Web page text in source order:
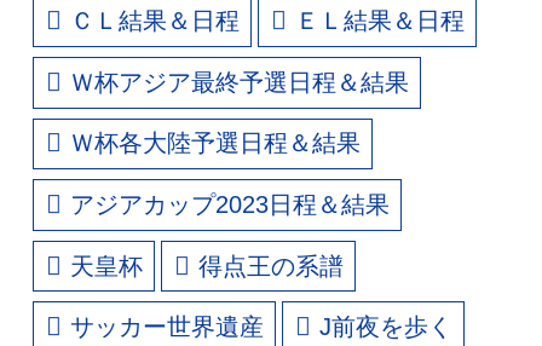
ＣＬ結果＆日程 ＥＬ結果＆日程
Ｗ杯アジア最終予選日程＆結果
Ｗ杯各大陸予選日程＆結果
アジアカップ2023日程＆結果
天皇杯 得点王の系譜
サッカー世界遺産 J前夜を歩く